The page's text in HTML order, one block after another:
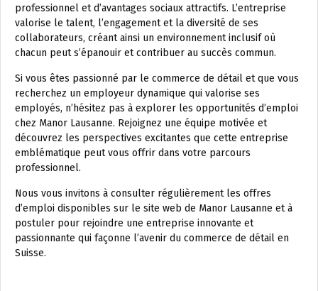
professionnel et d’avantages sociaux attractifs. L’entreprise
valorise le talent, l’engagement et la diversité de ses
collaborateurs, créant ainsi un environnement inclusif où
chacun peut s’épanouir et contribuer au succès commun.
Si vous êtes passionné par le commerce de détail et que vous
recherchez un employeur dynamique qui valorise ses
employés, n’hésitez pas à explorer les opportunités d’emploi
chez Manor Lausanne. Rejoignez une équipe motivée et
découvrez les perspectives excitantes que cette entreprise
emblématique peut vous offrir dans votre parcours
professionnel.
Nous vous invitons à consulter régulièrement les offres
d’emploi disponibles sur le site web de Manor Lausanne et à
postuler pour rejoindre une entreprise innovante et
passionnante qui façonne l’avenir du commerce de détail en
Suisse.